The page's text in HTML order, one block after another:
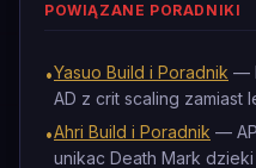
POWIĄZANE PORADNIKI
•Yasuo Build i Poradnik —
AD z crit scaling zamiast
•Ahri Build i Poradnik —
unikac Death Mark dzieki